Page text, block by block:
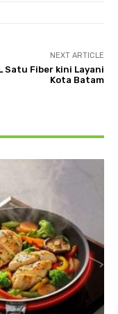
NEXT ARTICLE
Satu Fiber kini Layani
Kota Batam